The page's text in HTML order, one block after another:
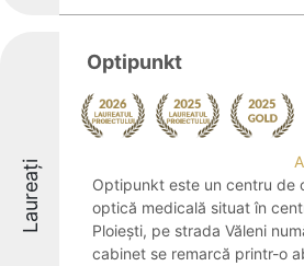
Laureați
Optipunkt
Optipunkt este un centru de
optică medicală situat în
Ploiești, pe strada Văleni
cabinet se remarcă printr-o